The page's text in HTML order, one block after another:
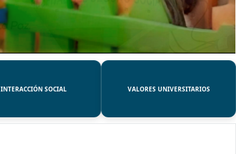
INTERACCIÓN SOCIAL VALORES UNIVERSITARIOS